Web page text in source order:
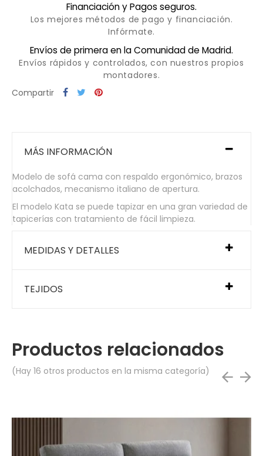
Financiación y Pagos seguros.
Los mejores métodos de pago y financiación.
Infórmate.
Envíos de primera en la Comunidad de Madrid.
Envíos rápidos y controlados, con nuestros propios
montadores.
Compartir
MÁS INFORMACIÓN
Modelo de sofá cama con respaldo ergonómico, brazos
acolchados, mecanismo italiano de apertura.
El modelo Kata se puede tapizar en una gran variedad de
tapicerías con tratamiento de fácil limpieza.
MEDIDAS Y DETALLES
TEJIDOS
Productos relacionados
(Hay 16 otros productos en la misma categoría)